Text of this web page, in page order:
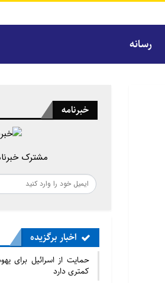
رسانه
خبرنامه
مشترک
اخبار برگزیده
حمایت از اسرائیل برای
کمتری دارد